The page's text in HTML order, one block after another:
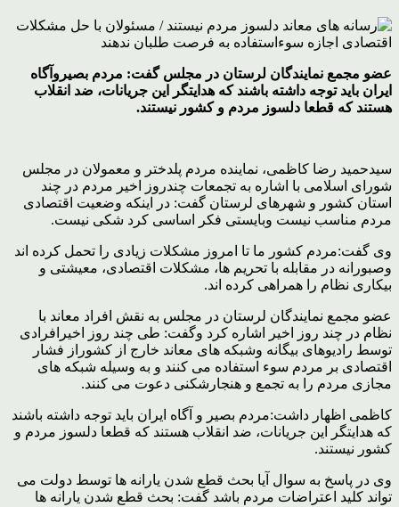
عضو مجمع نمایندگان لرستان در مجلس گفت: مردم بصیروآگاه
ایران باید توجه داشته باشند که هدایتگر این جریانات، ضد انقلاب
هستند که قطعا دلسوز مردم و کشور نیستند.
سیدحمید رضا کاظمی، نماینده مردم پلدختر و معمولان در مجلس
شورای اسلامی با اشاره به تجمعات چندروز اخیر مردم در چند
استان کشور و شهرهای لرستان گفت: در اینکه وضعیت اقتصادی
مردم مناسب نیست وبایستی فکر اساسی کرد شکی نیست.
وی گفت:مردم کشور ما تا امروز مشکلات زیادی را تحمل کرده اند
وصبورانه در مقابله با تحریم ها، مشکلات اقتصادی، معیشتی و
بیکاری نظام را همراهی کرده اند.
عضو مجمع نمایندگان لرستان در مجلس به نقش افراد معاند با
نظام در چند روز اخیر اشاره کرد وگفت: طی چند روز اخیرافرادی
توسط رادیوهای بیگانه وشبکه های معاند خارج از کشوراز فشار
اقتصادی بر مردم سوء استفاده می کنند و به وسیله شبکه های
مجازی مردم را به تجمع و هنجارشکنی دعوت می کنند.
کاظمی اظهار داشت:مردم بصیر و آگاه ایران باید توجه داشته باشند
که هدایتگر این جریانات، ضد انقلاب هستند که قطعا دلسوز مردم و
کشور نیستند.
وی در پاسخ به سوال آیا بحث قطع شدن یارانه ها توسط دولت می
تواند کلید اعتراضات مردم باشد گفت: بحث قطع شدن یارانه ها